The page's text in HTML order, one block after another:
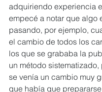
adquiriendo experiencia
empecé a notar que algo
pasando, por ejemplo,
el cambio de todos los
los que se grababa la
un método
se venía un cambio muy
que había que